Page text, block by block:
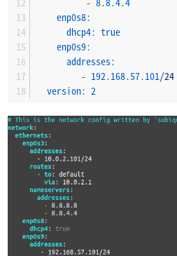
enp0s8:
dhcp4: true
enp0s9:
addresses:
- 192.168.57.101 /24
version: 2